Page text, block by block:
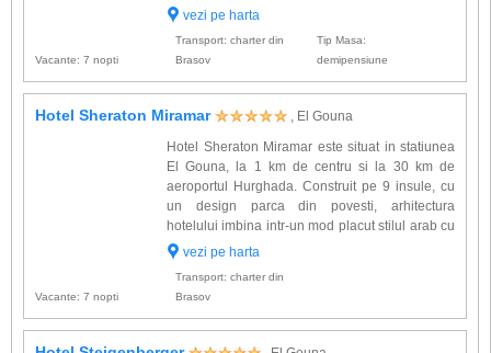
satelit, telefon, radio, mini-bar, seif (la
sau terasa. ...
vezi pe harta
Vacante: 7 nopti
Transport: charter din
Brasov
Tip Masa:
demipensiune
Hotel Sheraton Miramar
, El Gouna
Hotel Sheraton Miramar este situat in statiunea
El Gouna, la 1 km de centru si la 30 km de
aeroportul Hurghada. Construit pe 9 insule, cu
un design parca din povesti, arhitectura
hotelului imbina intr-un mod placut stilul arab cu
cel egiptean nubian. Legatura intre cele 9 insule
intr-o imensa g...
vezi pe harta
Vacante: 7 nopti
Transport: charter din
Brasov